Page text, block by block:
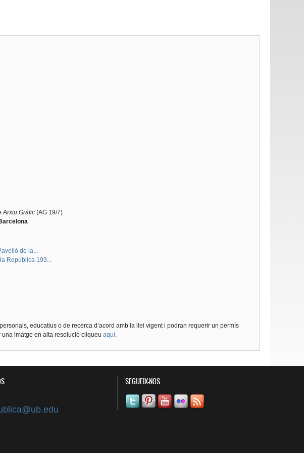
Arxiu Gràfic(AG 19/7)
de la...
República 193...
educatius o de recerca d’acord amb la llei vigent i podran requerir un permís
imatge en alta resolució cliqueu aquí.
SEGUEIX-NOS